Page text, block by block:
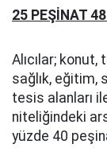
25 PEŞİNAT
Alıcılar; konut,
sağlık, eğitim,
tesis alanları
niteliğindeki
yüzde 40